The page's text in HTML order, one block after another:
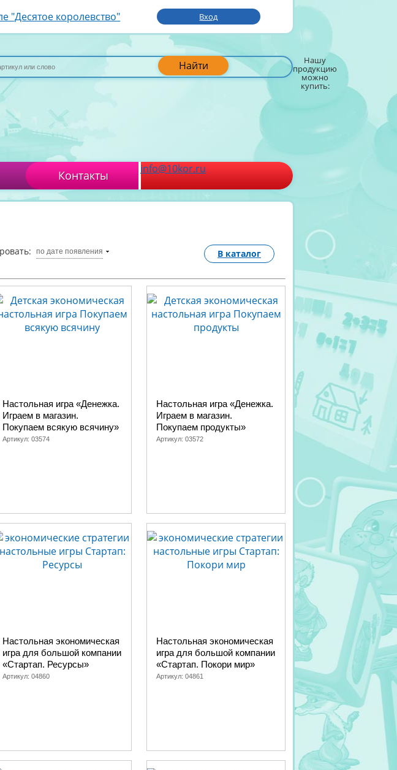
"Десятое королевство" Вход
Найти Нашу
продукцию
можно
купить:
Контакты info@10kor.ru
по дате появления В каталог
Настольная игра «Денежка.
Играем в магазин.
Покупаем всякую всячину»
Артикул: 03574
Настольная игра «Денежка.
Играем в магазин.
Покупаем продукты»
Артикул: 03572
Настольная экономическая
игра для большой компании
«Стартап. Ресурсы»
Артикул: 04860
Настольная экономическая
игра для большой компании
«Стартап. Покори мир»
Артикул: 04861